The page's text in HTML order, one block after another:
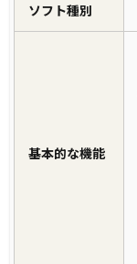
ソフト種別
基本的な機能